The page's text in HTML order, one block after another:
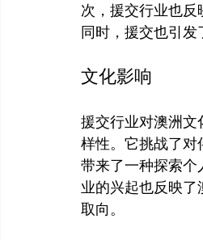
次，援交行业也
文化影响
援交行业对澳洲文
样性。它挑战了对
带来了一种探索个
业的兴起也反映